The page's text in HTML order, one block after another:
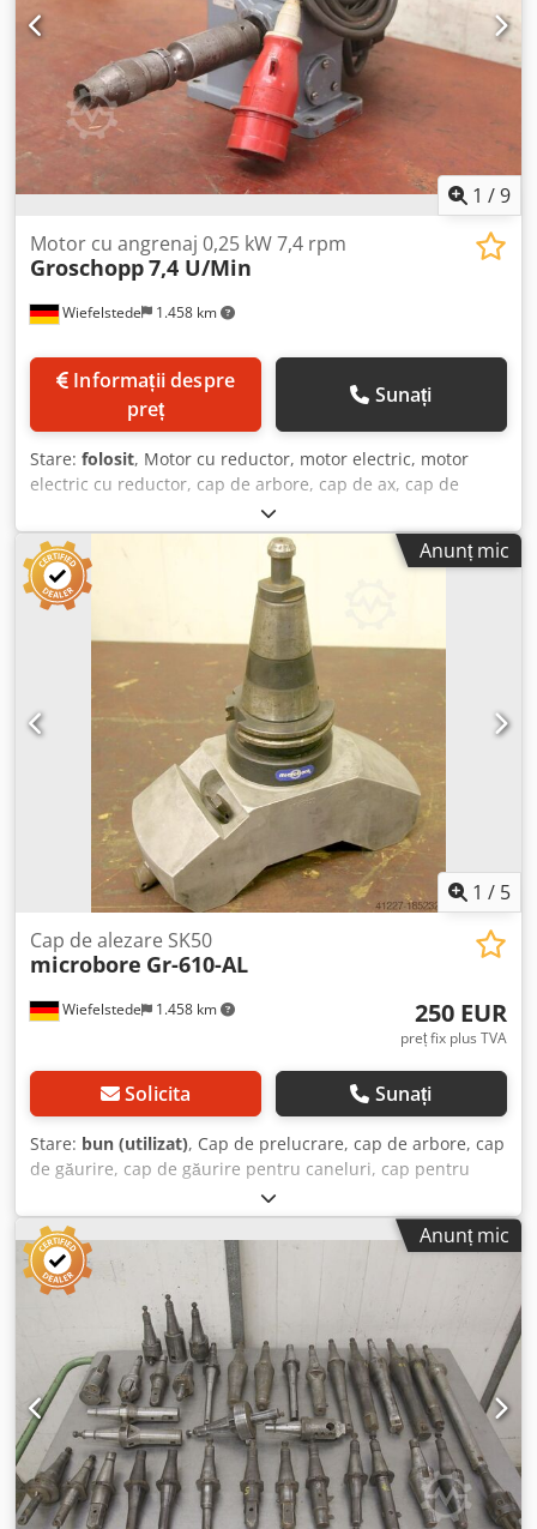
1 /9
Wiefelstede 1.458 km
Motor cu angrenaj 0,25 kW 7,4 rpm
Groschopp7,4 U/Min
preț
Sunați
Stare: folosit, Motor cu reductor, motor electric, motor
electric cu reductor, cap de arbore, cap de ax, cap de
găurire, cap de găurire pentru strunjire interioară, cap de
strunjire, cap de găurire cu ax, cap de alezaj, unealtă
pentru ax, dispozitiv de rotație, dispozitiv de rotație pentru
recipiente Dedpfx Afotz Huzj Aeck - Cap de ax: 7,4 rot/min -
Reductor: tip Z 8 i = 386 - Motor: Groschopp MDM 100.70
0,25 kW - Arbore: Ø 18 mm - Dimensiuni: 510/185/H240
mm - Greutate: 12,3 kg
Anunț mic
1 / 5
Wiefelstede 1.458 km
Cap de alezare SK50
microbore Gr-610-AL
250 EUR
preț fix plus TVA
Solicita Sunați
Stare: bun (utilizat), Cap de prelucrare, cap de arbore, cap
de găurire, cap de găurire pentru caneluri, cap pentru
canelare, cap de găurire cu arbore, cap de alezare, unealtă
de arbore - Unealtă de arbore - Prindere: SK50 - Potrivit
pentru schimbător automat de scule - Dimensiune arbore -
Dimensiuni: 290/120/H320 mm Dodpfx Afjb Eu Shs Ajck -
Greutate: 12 kg
Anunț mic